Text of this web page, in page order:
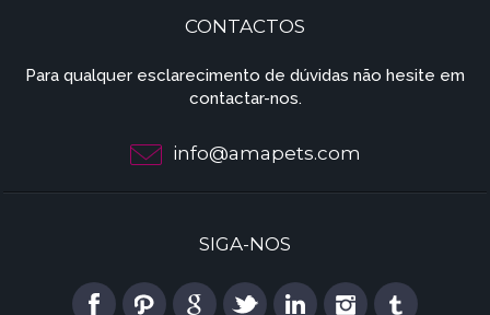
CONTACTOS
Para qualquer esclarecimento de dúvidas não hesite em
contactar-nos.
info@amapets.com
SIGA-NOS